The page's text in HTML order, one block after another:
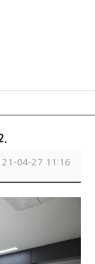
21-04-27 11:16